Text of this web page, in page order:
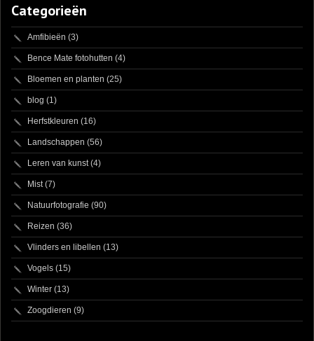
Categorieën
Amfibieën (3)
Bence Mate fotohutten (4)
Bloemen en planten (25)
blog (1)
Herfstkleuren (16)
Landschappen (56)
Leren van kunst (4)
Mist (7)
Natuurfotografie (90)
Reizen (36)
Vlinders en libellen (13)
Vogels (15)
Winter (13)
Zoogdieren (9)